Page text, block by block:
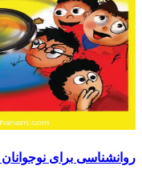
روانشناسی برای نوجوانان 2